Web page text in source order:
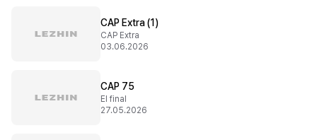
CAP Extra (1)
CAP Extra
03.06.2026
CAP 75
El final
27.05.2026